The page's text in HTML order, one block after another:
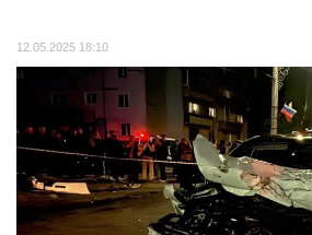
12.05.2025 18:10